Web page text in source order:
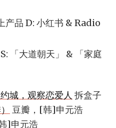
产品 D: 小红书 & Radio
「大道朝天」 & 「家庭
城，观察恋爱人 拆盒子
豆瓣，[韩]申元浩
]申元浩